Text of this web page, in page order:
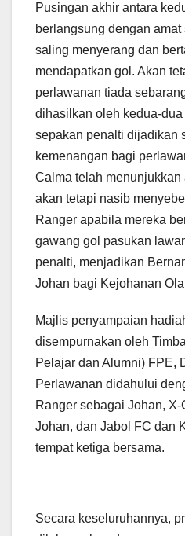
Pusingan akhir antara
berlangsung dengan
saling menyerang dan
mendapatkan gol. Akan
perlawanan tiada
dihasilkan oleh kedua-
sepakan penalti dijadikan
kemenangan bagi
Calma telah menunjukkan
akan tetapi nasib
Ranger apabila mereka
gawang gol pasukan
penalti, menjadikan
Johan bagi Kejohanan
Majlis penyampaian
disempurnakan oleh
Pelajar dan Alumni) FPE,
Perlawanan didahului
Ranger sebagai Johan,
Johan, dan Jabol FC dan
tempat ketiga bersama.
Secara keseluruhannya,